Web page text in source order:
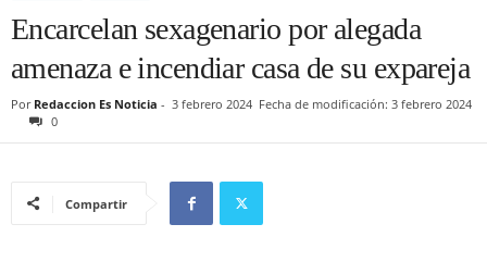
Encarcelan sexagenario por alegada
amenaza e incendiar casa de su expareja
Por Redaccion Es Noticia - 3 febrero 2024 Fecha de modificación: 3 febrero 2024
0
Compartir